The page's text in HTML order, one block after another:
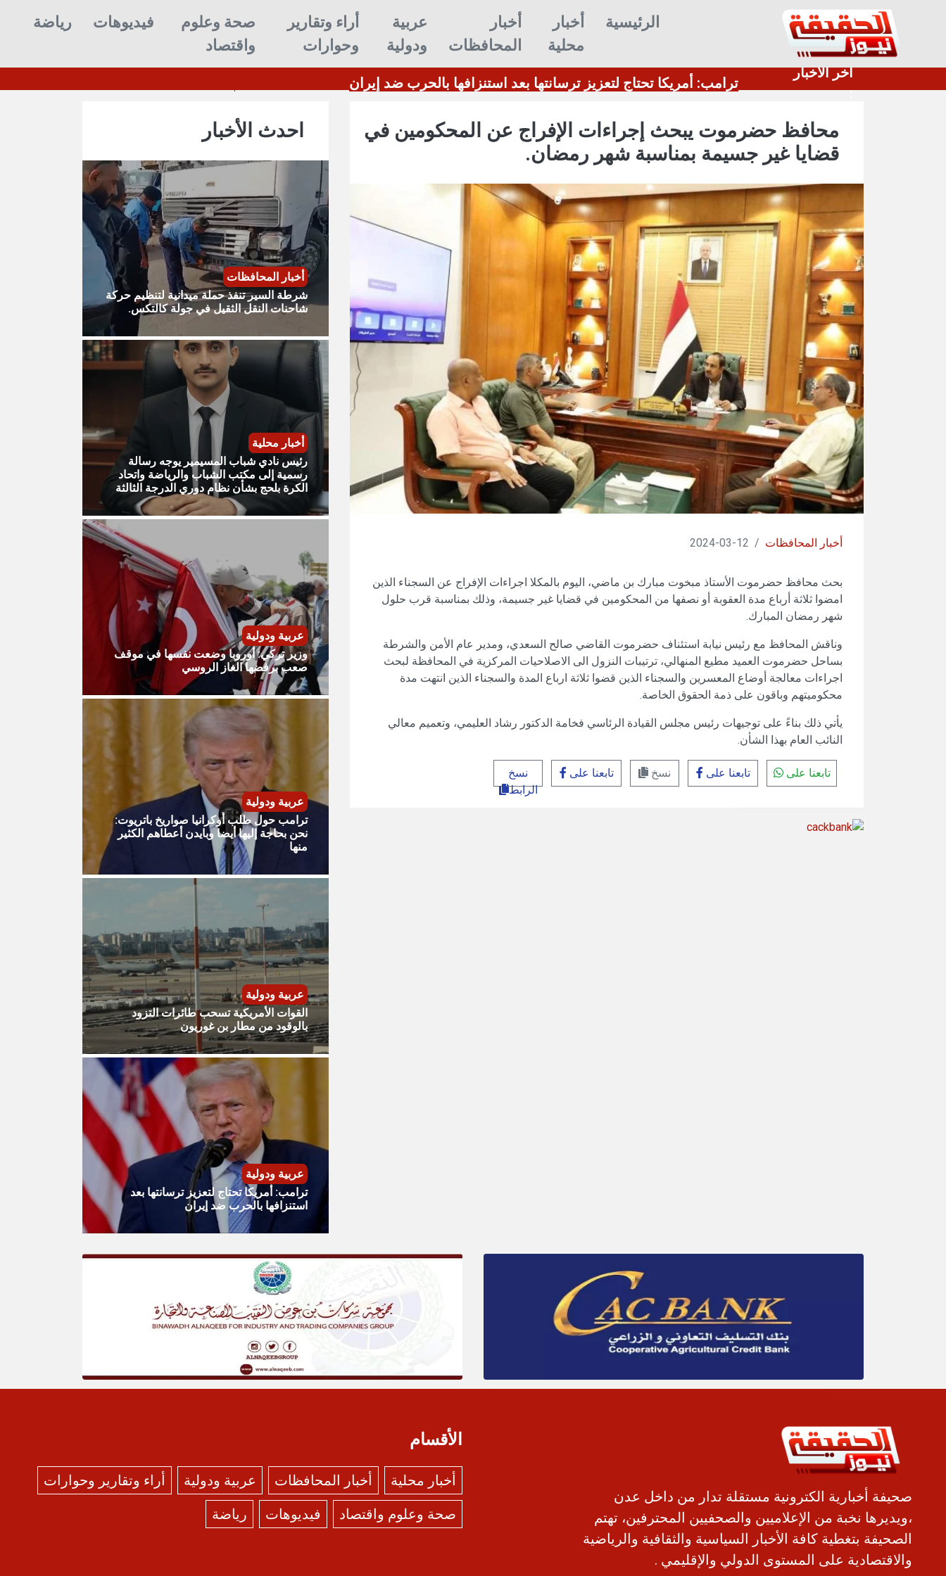
الرئيسية
أخبار
محلية
أخبار
المحافظات
عربية
ودولية
أراء وتقارير
وحوارات
صحة وعلوم
واقتصاد
فيديوهات رياضة
أخر الأخبار
:
الأمريكية تسحب طائرات التزود بالوقود من مطار بن غوريون ترامب: أمريكا تحتاج لتعزيز ترسانتها بعد استنزافها بالحرب ضد إيران
محافظ حضرموت يبحث إجراءات الإفراج عن المحكومين في
قضايا غير جسيمة بمناسبة شهر رمضان.
أخبار المحافظات /
12-03-2024
بحث محافظ حضرموت الأستاذ مبخوت مبارك بن ماضي، اليوم بالمكلا اجراءات الإفراج عن السجناء الذين
امضوا ثلاثة أرباع مدة العقوبة أو نصفها من المحكومين في قضايا غير جسيمة، وذلك بمناسبة قرب حلول
شهر رمضان المبارك.
وناقش المحافظ مع رئيس نيابة استئناف حضرموت القاضي صالح السعدي، ومدير عام الأمن والشرطة
بساحل حضرموت العميد مطيع المنهالي، ترتيبات النزول الى الاصلاحيات المركزية في المحافظة لبحث
اجراءات معالجة أوضاع المعسرين والسجناء الذين قضوا ثلاثة ارباع المدة والسجناء الذين انتهت مدة
محكوميتهم وباقون على ذمة الحقوق الخاصة.
يأتي ذلك بناءً على توجيهات رئيس مجلس القيادة الرئاسي فخامة الدكتور رشاد العليمي، وتعميم معالي
النائب العام بهذا الشأن.
تابعنا على تابعنا على نسخ تابعنا على
نسخ
الرابط
احدث الأخبار
أخبار المحافظات
شرطة السير تنفذ حملة ميدانية لتنظيم حركة
شاحنات النقل الثقيل في جولة كالتكس.
أخبار محلية
رئيس نادي شباب المسيمير يوجه رسالة
رسمية إلى مكتب الشباب والرياضة واتحاد
الكرة بلحج بشأن نظام دوري الدرجة الثالثة
عربية ودولية
وزير تركي: أوروبا وضعت نفسها في موقف
صعب برفضها الغاز الروسي
عربية ودولية
ترامب حول طلب أوكرانيا صواريخ باتريوت:
نحن بحاجة إليها أيضا وبايدن أعطاهم الكثير
منها
عربية ودولية
القوات الأمريكية تسحب طائرات التزود
بالوقود من مطار بن غوريون
عربية ودولية
ترامب: أمريكا تحتاج لتعزيز ترسانتها بعد
استنزافها بالحرب ضد إيران
صحيفة أخبارية الكترونية مستقلة تدار من داخل عدن
،ويديرها نخبة من الإعلاميين والصحفيين المحترفين، تهتم
الصحيفة بتغطية كافة الأخبار السياسية والثقافية والرياضية
والاقتصادية على المستوى الدولي والإقليمي .
الأقسام
أخبار محلية أخبار المحافظات عربية ودولية
أراء وتقارير وحوارات
صحة وعلوم واقتصاد
فيديوهات رياضة